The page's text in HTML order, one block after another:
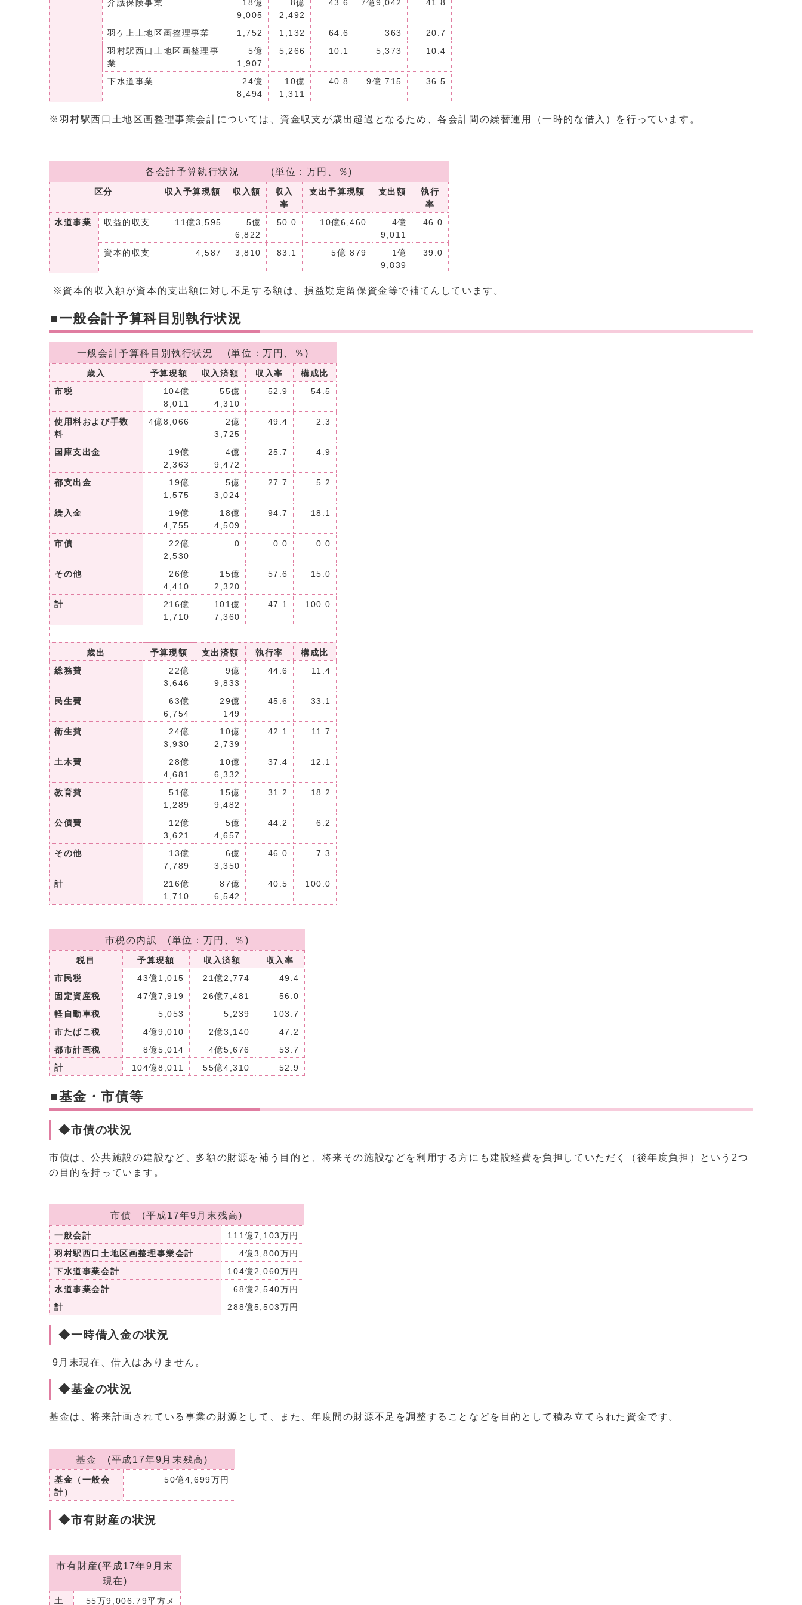
介護保険事業
18億
9,005
8億
2,492
43.6 7億9,042 41.8
羽ケ上土地区画整理事業 1,752 1,132 64.6 363
20.7
羽村駅西口土地区画整理事
業
5億
1,907
5,266 10.1 5,373 10.4
下水道事業
24億
8,494
10億
1,311
40.8 9億 715 36.5
※羽村駅西口土地区画整理事業会計については、資金収支が歳出超過となるため、各会計間の繰替運用（一時的な借入）を行っています。
各会計予算執行状況 (単位：万円、％)
区分 収入予算現額 収入額
収入
率
支出予算現額 支出額
執行
率
水道事業
収益的収支 11億3,595
5億
6,822
50.0 10億6,460
4億
9,011
46.0
資本的収支 4,587 3,810 83.1 5億 879
1億
9,839
39.0
※資本的収入額が資本的支出額に対し不足する額は、損益勘定留保資金等で補てんしています。
■一般会計予算科目別執行状況
一般会計予算科目別執行状況 (単位：万円、％)
歳入 予算現額 収入済額 収入率
構成比
市税
104億
8,011
55億
4,310
52.9 54.5
使用料および手数
料
4億8,066
2億
3,725
49.4 2.3
国庫支出金
19億
2,363
4億
9,472
25.7 4.9
都支出金
19億
1,575
5億
3,024
27.7 5.2
繰入金
19億
4,755
18億
4,509
94.7 18.1
市債
22億
2,530
0 0.0 0.0
その他
26億
4,410
15億
2,320
57.6 15.0
計
216億
1,710
101億
7,360
47.1 100.0
歳出 予算現額 支出済額 執行率
構成比
総務費
22億
3,646
9億
9,833
44.6 11.4
民生費
63億
6,754
29億
149
45.6 33.1
衛生費
24億
3,930
10億
2,739
42.1 11.7
土木費
28億
4,681
10億
6,332
37.4 12.1
教育費
51億
1,289
15億
9,482
31.2 18.2
公債費
12億
3,621
5億
4,657
44.2 6.2
その他
13億
7,789
6億
3,350
46.0 7.3
計
216億
1,710
87億
6,542
40.5 100.0
市税の内訳 (単位：万円、％)
税目 予算現額 収入済額
収入率
市民税
43億1,015 21億2,774
49.4
固定資産税
47億7,919 26億7,481
56.0
軽自動車税
5,053 5,239
103.7
市たばこ税
4億9,010 2億3,140
47.2
都市計画税
8億5,014 4億5,676
53.7
計
104億8,011 55億4,310 52.9
■基金・市債等
◆市債の状況
市債は、公共施設の建設など、多額の財源を補う目的と、将来その施設などを利用する方にも建設経費を負担していただく（後年度負担）という2つ
の目的を持っています。
市債 (平成17年9月末残高)
一般会計
111億7,103万円
羽村駅西口土地区画整理事業会計
4億3,800万円
下水道事業会計
104億2,060万円
水道事業会計
68億2,540万円
計
288億5,503万円
◆一時借入金の状況
9月末現在、借入はありません。
◆基金の状況
基金は、将来計画されている事業の財源として、また、年度間の財源不足を調整することなどを目的として積み立てられた資金です。
基金 (平成17年9月末残高)
基金（一般会
計）
50億4,699万円
◆市有財産の状況
市有財産(平成17年9月末
現在)
土 55万9,006.79平方メ